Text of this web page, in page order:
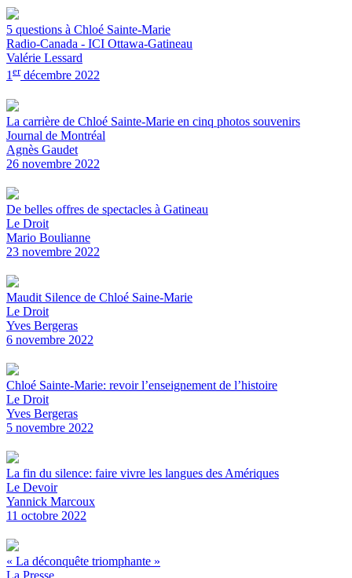
5 questions à Chloé Sainte-Marie
Radio-Canada - ICI Ottawa-Gatineau
Valérie Lessard
1erdécembre 2022
La carrière de Chloé Sainte-Marie en cinq photos souvenirs
Journal de Montréal
Agnès Gaudet
26 novembre 2022
De belles offres de spectacles à Gatineau
Le Droit
Mario Boulianne
23 novembre 2022
Maudit Silence de Chloé Saine-Marie
Le Droit
Yves Bergeras
6 novembre 2022
Chloé Sainte-Marie: revoir l’enseignement de l’histoire
Le Droit
Yves Bergeras
5 novembre 2022
La fin du silence: faire vivre les langues des Amériques
Le Devoir
Yannick Marcoux
11 octobre 2022
« La déconquête triomphante »
La Presse